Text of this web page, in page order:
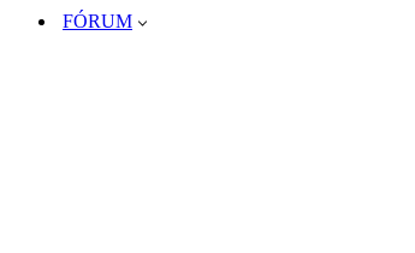
FÓRUM